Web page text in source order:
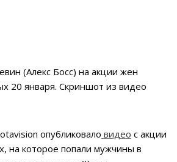
(Алекс Босс) на акции жен
20 января. Скриншот из видео
опубликовало видео с акции
на которое попали мужчины в